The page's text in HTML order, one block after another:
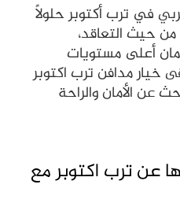
في ترب أكتوبر حلولاً
حيث التعاقد،
أعلى مستويات
خيار مدافن ترب اكتوبر
عن الأمان والراحة
عن ترب اكتوبر مع